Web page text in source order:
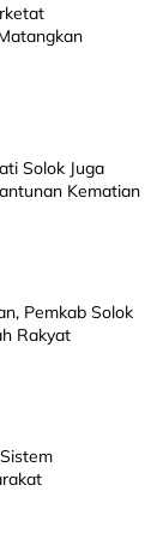
Solok Juga
Kematian
Pemkab Solok
Rakyat